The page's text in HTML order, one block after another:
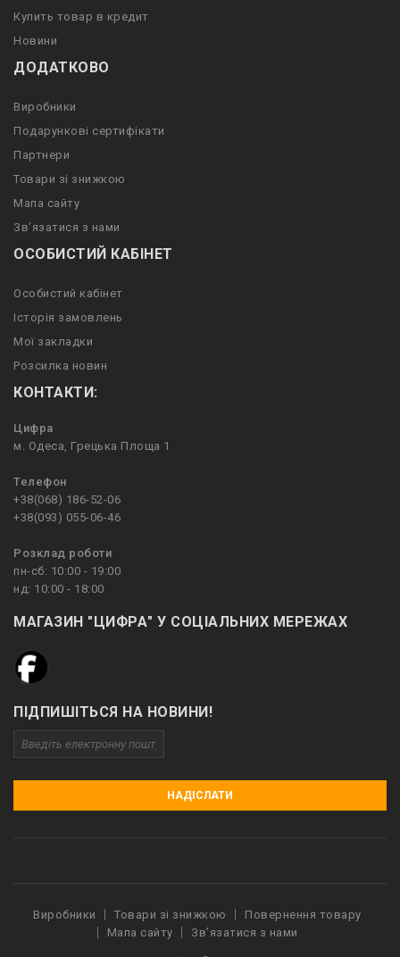
Купить товар в кредит
Новини
ДОДАТКОВО
Виробники
Подарункові сертифікати
Партнери
Товари зі знижкою
Мапа сайту
Зв’язатися з нами
ОСОБИСТИЙ КАБІНЕТ
Особистий кабінет
Історія замовлень
Мої закладки
Розсилка новин
КОНТАКТИ:
Цифра
м. Одеса, Грецька Площа 1
Телефон
+38(068) 186-52-06
+38(093) 055-06-46
Розклад роботи
пн-сб: 10:00 - 19:00
нд: 10:00 - 18:00
МАГАЗИН "ЦИФРА" У СОЦІАЛЬНИХ МЕРЕЖАХ
ПІДПИШІТЬСЯ НА НОВИНИ!
НАДІСЛАТИ
Виробники Товари зі знижкою
Повернення товару
Мапа сайту
Зв’язатися з нами